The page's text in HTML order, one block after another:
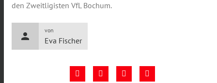
den Zweitligisten VfL Bochum.
person
von
Eva Fischer